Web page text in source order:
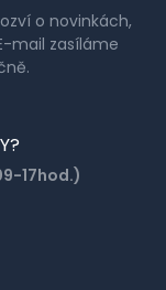
o novinkách,
mail zasíláme
17hod.)